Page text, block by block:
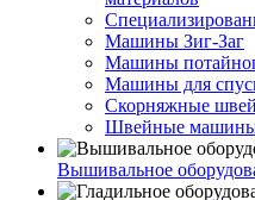
Машины Зиг-Заг
Машины
Машины для
Скорняжные
Швейные машины
Вышивальное